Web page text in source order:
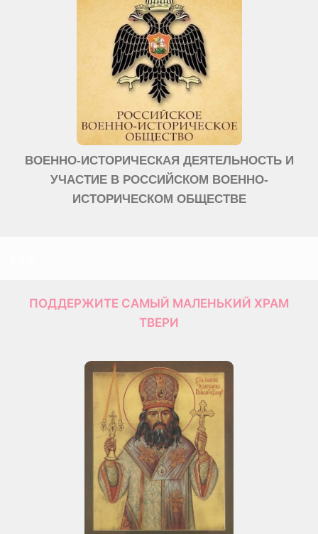
ВОЕННО-ИСТОРИЧЕСКАЯ ДЕЯТЕЛЬНОСТЬ И
УЧАСТИЕ В РОССИЙСКОМ ВОЕННО-
ИСТОРИЧЕСКОМ ОБЩЕСТВЕ
ПОДДЕРЖИТЕ САМЫЙ МАЛЕНЬКИЙ ХРАМ
ТВЕРИ